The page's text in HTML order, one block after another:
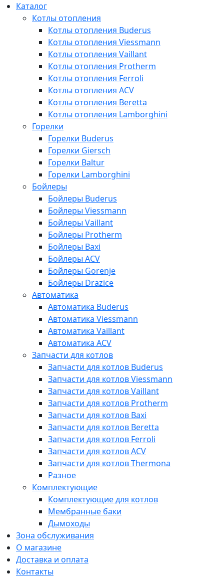
Каталог
Котлы отопления
Котлы отопления Buderus
Котлы отопления Viessmann
Котлы отопления Vaillant
Котлы отопления Protherm
Котлы отопления Ferroli
Котлы отопления ACV
Котлы отопления Beretta
Котлы отопления Lamborghini
Горелки
Горелки Buderus
Горелки Giersch
Горелки Baltur
Горелки Lamborghini
Бойлеры
Бойлеры Buderus
Бойлеры Viessmann
Бойлеры Vaillant
Бойлеры Protherm
Бойлеры Baxi
Бойлеры ACV
Бойлеры Gorenje
Бойлеры Drazice
Автоматика
Автоматика Buderus
Автоматика Viessmann
Автоматика Vaillant
Автоматика ACV
Запчасти для котлов
Запчасти для котлов Buderus
Запчасти для котлов Viessmann
Запчасти для котлов Vaillant
Запчасти для котлов Protherm
Запчасти для котлов Baxi
Запчасти для котлов Beretta
Запчасти для котлов Ferroli
Запчасти для котлов ACV
Запчасти для котлов Thermona
Разное
Комплектующие
Комплектующие для котлов
Мембранные баки
Дымоходы
Зона обслуживания
О магазине
Доставка и оплата
Контакты